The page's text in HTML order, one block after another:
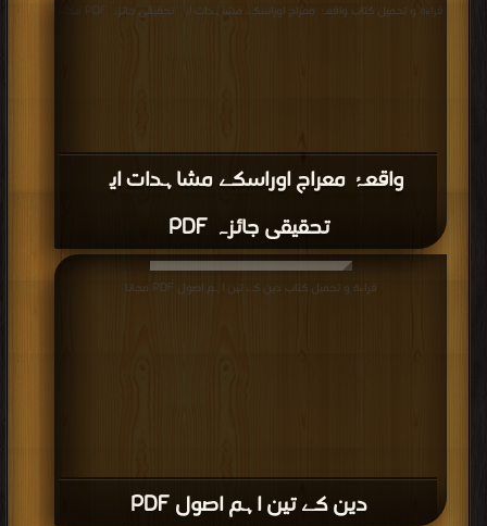
واقعۂ معراج اوراسکے مشاہدات ایک
تحقیقی جائزہ PDF
قراءة و تحميل كتاب واقعۂ معراج اوراسکے مشاہدات ایک تحقیقی جائزہ PDF مجانا
دین کے تین اہم اصول PDF
قراءة و تحميل كتاب دین کے تین اہم اصول PDF مجانا